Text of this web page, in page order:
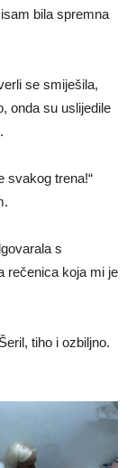
bila spremna
se smiješila,
onda su uslijedile
svakog trena!“
s
rečenica koja mi je
tiho i ozbiljno.